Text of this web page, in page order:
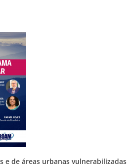
de áreas urbanas vulnerabilizadas